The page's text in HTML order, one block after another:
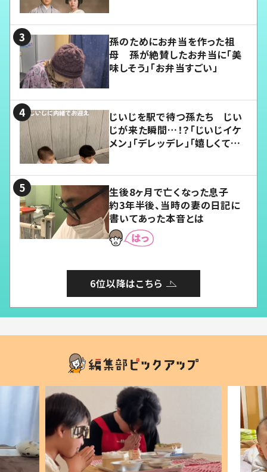
孫のためにお弁当を作った祖
母 孫が絶賛したお弁当に「美
味しそう」「お弁当すごい」
じいじを駅で待つ孫たち じい
じが来た瞬間…！？「じいじイケ
メン」「デレッデレ」「嬉しくて可
生後8ヶ月で亡くなった息子
約3年半後、当時の妻の日記に
書いてあった本音とは
6位以降はこちら